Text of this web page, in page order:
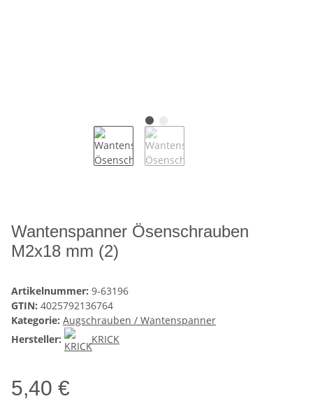
Wantenspanner Ösenschrauben
M2x18 mm (2)
Artikelnummer: 9-63196
GTIN: 4025792136764
Kategorie: Augschrauben / Wantenspanner
Hersteller:
KRICK
5,40 €